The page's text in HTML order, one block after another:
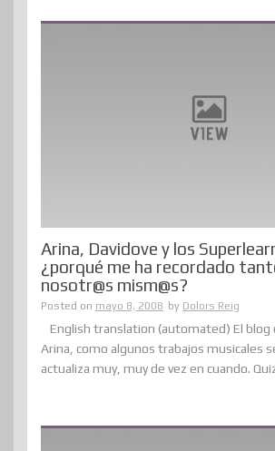
Arina, Davidove y los
¿porqué me ha recordado
nosotr@s mism@s?
Posted on mayo 8, 2008 by Dolors Reig
English translation (automated) El blog
Arina, como algunos trabajos musicales
actualiza muy, muy de vez en cuando.